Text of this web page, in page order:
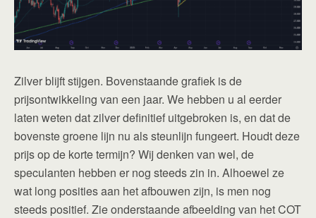
Zilver blijft stijgen. Bovenstaande grafiek is de
prijsontwikkeling van een jaar. We hebben u al eerder
laten weten dat zilver definitief uitgebroken is, en dat de
bovenste groene lijn nu als steunlijn fungeert. Houdt deze
prijs op de korte termijn? Wij denken van wel, de
speculanten hebben er nog steeds zin in. Alhoewel ze
wat long posities aan het afbouwen zijn, is men nog
steeds positief. Zie onderstaande afbeelding van het COT